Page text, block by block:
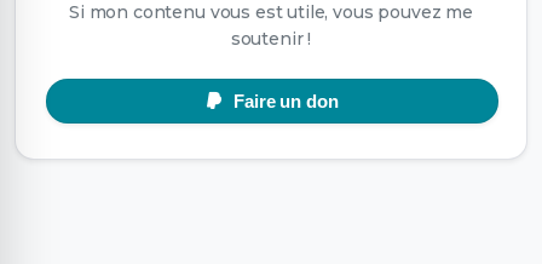
Si mon contenu vous est utile, vous pouvez me
soutenir !
Faire un don